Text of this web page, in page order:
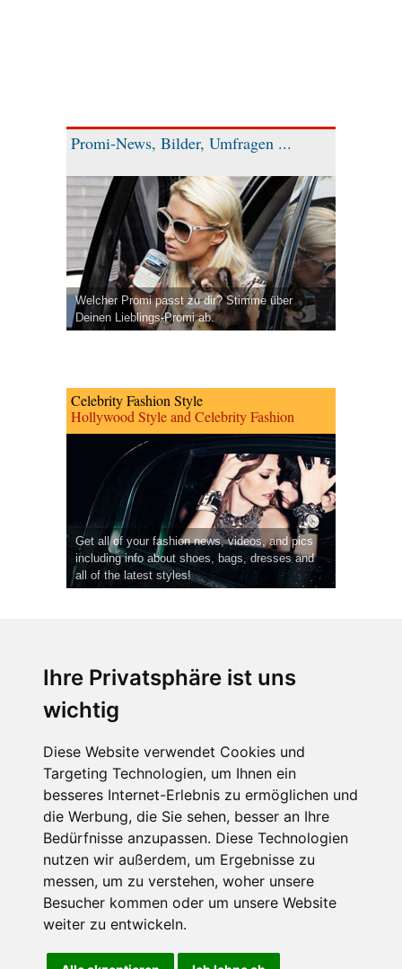
Ihre Privatsphäre ist uns
wichtig
Diese Website verwendet Cookies und
Targeting Technologien, um Ihnen ein
besseres Internet-Erlebnis zu ermöglichen und
die Werbung, die Sie sehen, besser an Ihre
Bedürfnisse anzupassen. Diese Technologien
nutzen wir außerdem, um Ergebnisse zu
messen, um zu verstehen, woher unsere
Besucher kommen oder um unsere Website
weiter zu entwickeln.
Promi-News, Bilder, Umfragen ...
Welcher Promi passt zu dir? Stimme über
Deinen Lieblings-Promi ab.
Celebrity Fashion Style
Hollywood Style and Celebrity Fashion
Get all of your fashion news, videos, and pics
including info about shoes, bags, dresses and
all of the latest styles!
CPost.org© 2013-2023 The Celebrity Post.
Terms of Use Privacy | Cookies Policy( Einstellungen ändern
About Us
Advertising
Contact Us
YouTube